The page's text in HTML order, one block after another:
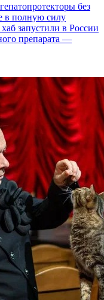
без
в полную силу
запустили в России
препарата —